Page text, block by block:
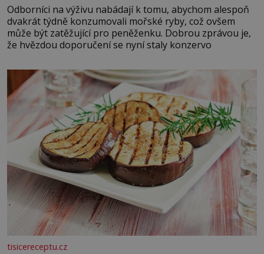
Odborníci na výživu nabádají k tomu, abychom alespoň
dvakrát týdně konzumovali mořské ryby, což ovšem
může být zatěžující pro peněženku. Dobrou zprávou je,
že hvězdou doporučení se nyní staly konzervo
tisicereceptu.cz